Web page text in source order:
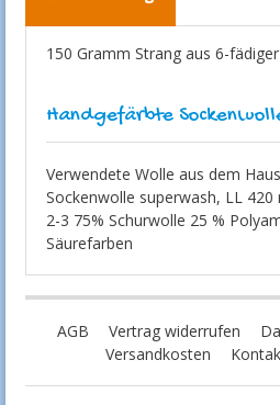
150 Gramm Strang aus 6-
Handgefärbte
Verwendete Wolle aus dem
Sockenwolle superwash, LL
2-3 75% Schurwolle 25 %
Säurefarben
AGB Vertrag widerrufen
Versandkosten